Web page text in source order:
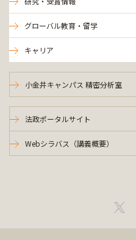
グローバル教育・留学
キャリア
小金井キャンパス 精密分析室
法政ポータルサイト
Webシラバス（講義概要）